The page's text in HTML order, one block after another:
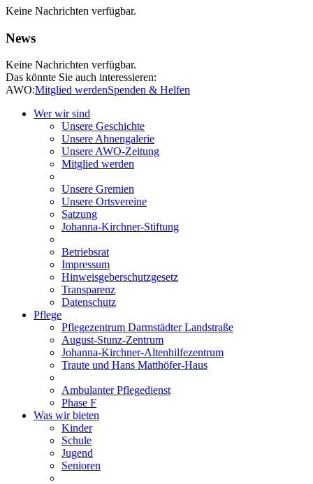
Keine Nachrichten verfügbar.
News
Keine Nachrichten verfügbar.
Das könnte Sie auch interessieren:
AWO:Mitglied werdenSpenden & Helfen
Wer wir sind
Unsere Geschichte
Unsere Ahnengalerie
Unsere AWO-Zeitung
Mitglied werden
Unsere Gremien
Unsere Ortsvereine
Satzung
Johanna-Kirchner-Stiftung
Betriebsrat
Impressum
Hinweisgeberschutzgesetz
Transparenz
Datenschutz
Pflege
Pflegezentrum Darmstädter Landstraße
August-Stunz-Zentrum
Johanna-Kirchner-Altenhilfezentrum
Traute und Hans Matthöfer-Haus
Ambulanter Pflegedienst
Phase F
Was wir bieten
Kinder
Schule
Jugend
Senioren